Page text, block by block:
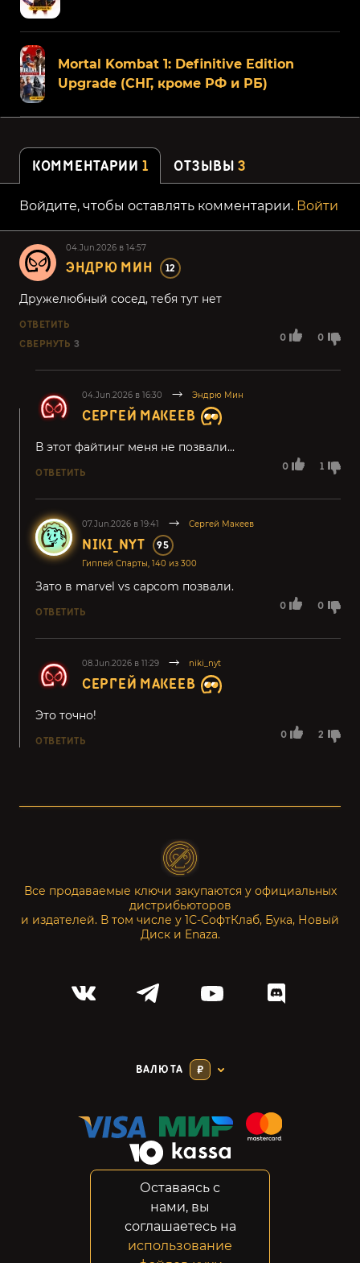
Mortal Kombat 1: Definitive Edition
Upgrade (СНГ, кроме РФ и РБ)
КОММЕНТАРИИ 1 ОТЗЫВЫ3
Войдите, чтобы оставлять комментарии. Войти
04.Jun.2026 в 14:57
ЭНДРЮ МИН 12
0 0
Дружелюбный сосед, тебя тут нет
ОТВЕТИТЬ
СВЕРНУТЬ 3
04.Jun.2026 в 16:30 Эндрю Мин
СЕРГЕЙ МАКЕЕВ
0 1
В этот файтинг меня не позвали...
ОТВЕТИТЬ
07.Jun.2026 в 19:41 Сергей Макеев
NIKI_NYT 95
Гиппей Спарты, 140 из 300
0 0
Зато в marvel vs capcom позвали.
ОТВЕТИТЬ
08.Jun.2026 в 11:29 niki_nyt
СЕРГЕЙ МАКЕЕВ
0 2
Это точно!
ОТВЕТИТЬ
Все продаваемые ключи закупаются у официальных
дистрибьюторов
и издателей. В том числе у 1С-СофтКлаб, Бука, Новый
Диск и Enaza.
ВАЛЮТА ₽
Конфиденциальность
Возвраты
Правовая информация
Оставаясь с
нами, вы
соглашаетесь на
использование